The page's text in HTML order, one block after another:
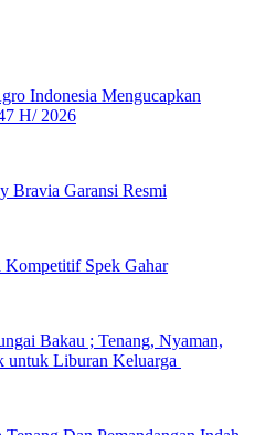
Indonesia Mengucapkan
H/ 2026
Bravia Garansi Resmi
Spek Gahar
Bakau ; Tenang, Nyaman,
Liburan Keluarga